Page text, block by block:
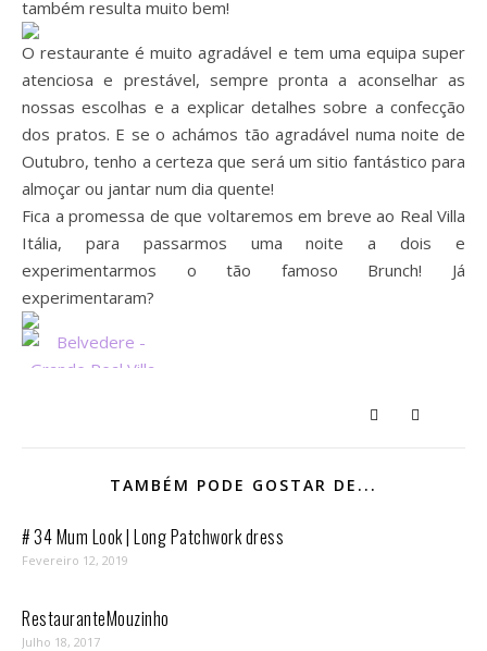
também resulta muito bem!
O restaurante é muito agradável e tem uma equipa super
atenciosa e prestável, sempre pronta a aconselhar as
nossas escolhas e a explicar detalhes sobre a confecção
dos pratos. E se o achámos tão agradável numa noite de
Outubro, tenho a certeza que será um sitio fantástico para
almoçar ou jantar num dia quente!
Fica a promessa de que voltaremos em breve ao Real Villa
Itália, para passarmos uma noite a dois e
experimentarmos o tão famoso Brunch! Já
experimentaram?
TAMBÉM PODE GOSTAR DE...
# 34 Mum Look | Long Patchwork dress
Fevereiro 12, 2019
RestauranteMouzinho
Julho 18, 2017